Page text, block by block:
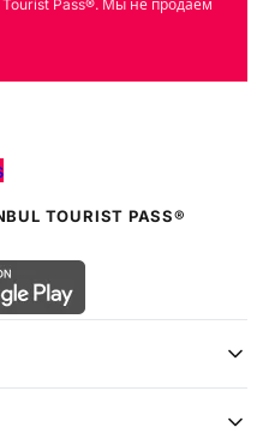
Tourist Pass®. Мы не продаём
TOURIST PASS®